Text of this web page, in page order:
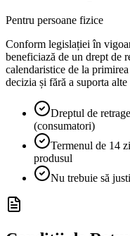
Pentru persoane fizice
Conform legislației în
beneficiază de un drept de
calendaristice de la
decizia și fără a suporta
Dreptul de
(consumatori)
Termenul de 14
produsul
Nu trebuie să